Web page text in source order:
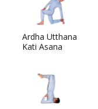
Ardha Utthana
Kati Asana